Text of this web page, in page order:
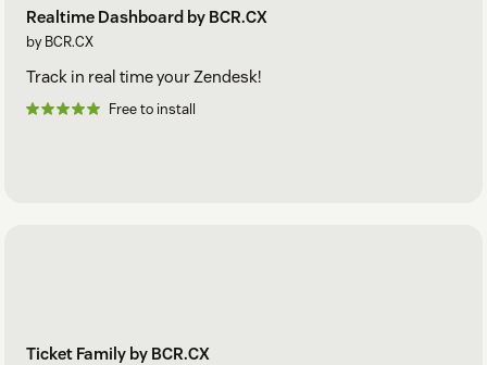
Realtime Dashboard by BCR.CX
by BCR.CX
Track in real time your Zendesk!
Free to install
Ticket Family by BCR.CX